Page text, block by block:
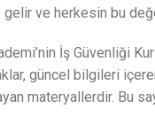
ve herkesin bu
İş Güvenliği
güncel bilgileri
materyallerdir. Bu